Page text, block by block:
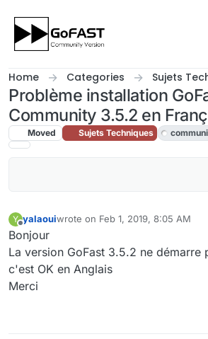
Home Categories Sujets
Problème installation
Community 3.5.2 en
Moved Sujets Techniques
Y
Offline
yalaouiwrote on Feb 1, 2019, 8:05 AM
last edited by cpotter Feb 4, 2019,
Bonjour
La version GoFast 3.5.2 ne démarre
c'est OK en Anglais
Merci